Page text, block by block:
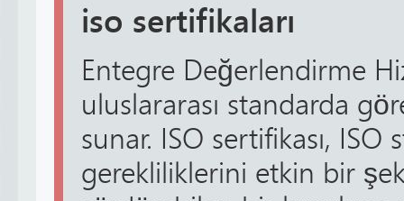
iso sertifikaları
Entegre Değerlendirme
uluslararası standarda
sunar. ISO sertifikası, ISO
gerekliliklerini etkin bir